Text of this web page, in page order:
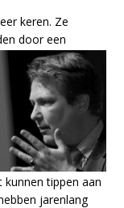
keren. Ze
door een
tippen aan
jarenlang